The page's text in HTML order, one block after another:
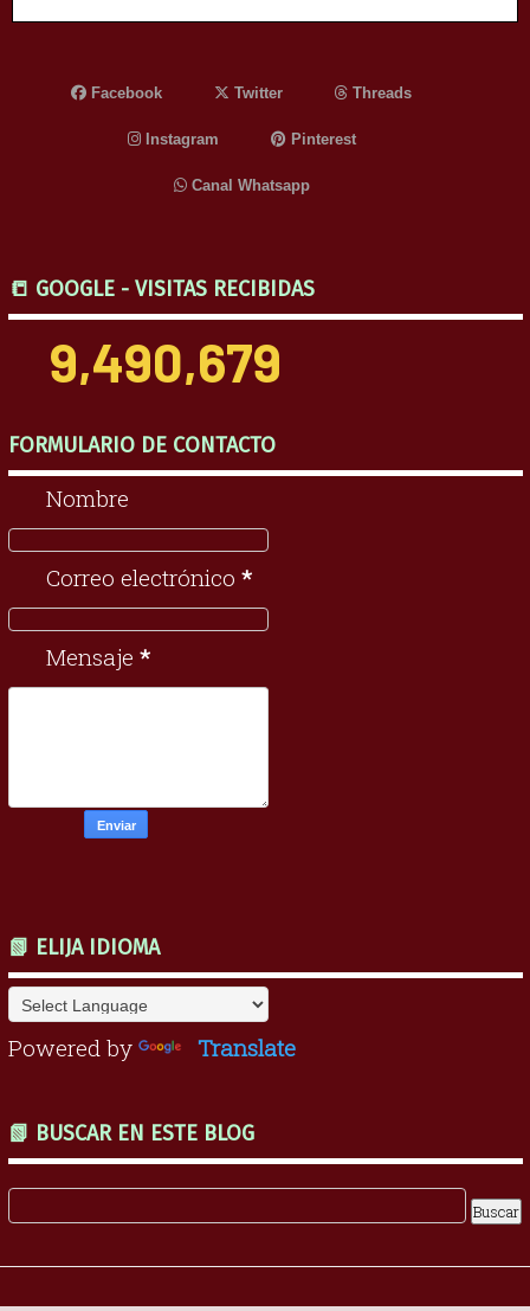
Facebook Twitter Threads
Instagram Pinterest
Canal Whatsapp
📒 GOOGLE - VISITAS RECIBIDAS
9,490,679
FORMULARIO DE CONTACTO
Nombre
Correo electrónico *
Mensaje *
📗 ELIJA IDIOMA
Powered by Translate
📗 BUSCAR EN ESTE BLOG